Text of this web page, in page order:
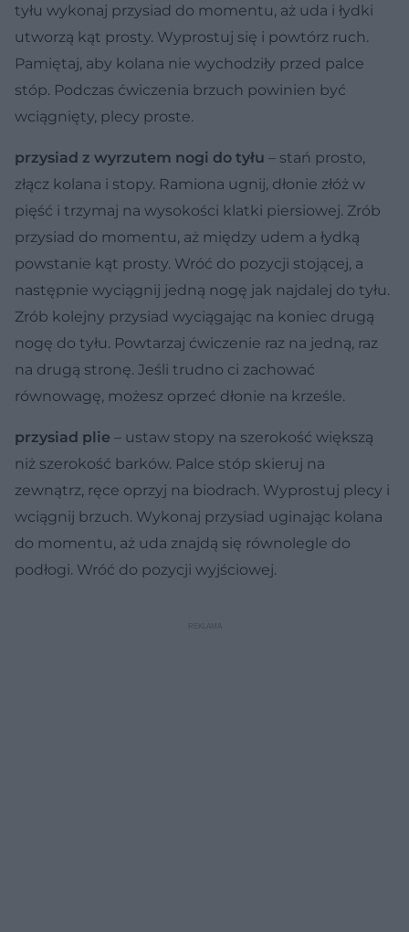
tyłu wykonaj przysiad do momentu, aż uda i łydki
utworzą kąt prosty. Wyprostuj się i powtórz ruch.
Pamiętaj, aby kolana nie wychodziły przed palce
stóp. Podczas ćwiczenia brzuch powinien być
wciągnięty, plecy proste.
przysiad z wyrzutem nogi do tyłu – stań prosto,
złącz kolana i stopy. Ramiona ugnij, dłonie złóż w
pięść i trzymaj na wysokości klatki piersiowej. Zrób
przysiad do momentu, aż między udem a łydką
powstanie kąt prosty. Wróć do pozycji stojącej, a
następnie wyciągnij jedną nogę jak najdalej do tyłu.
Zrób kolejny przysiad wyciągając na koniec drugą
nogę do tyłu. Powtarzaj ćwiczenie raz na jedną, raz
na drugą stronę. Jeśli trudno ci zachować
równowagę, możesz oprzeć dłonie na krześle.
przysiad plie – ustaw stopy na szerokość większą
niż szerokość barków. Palce stóp skieruj na
zewnątrz, ręce oprzyj na biodrach. Wyprostuj plecy i
wciągnij brzuch. Wykonaj przysiad uginając kolana
do momentu, aż uda znajdą się równolegle do
podłogi. Wróć do pozycji wyjściowej.